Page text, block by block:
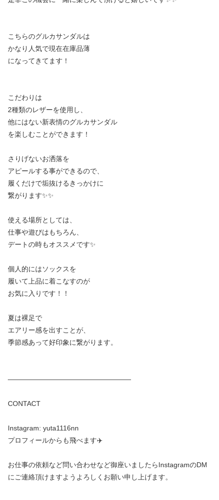
こちらのグルカサンダルは
かなり人気で現在在庫品薄
になってきてます！
こだわりは
2種類のレザーを使用し、
他にはない新表情のグルカサンダル
を楽しむことができます！
さりげないお洒落を
アピールする事ができるので、
履くだけで垢抜けるきっかけに
繋がります✨✨
使える場所としては、
仕事や遊びはもちろん、
デートの時もオススメです✨
個人的にはソックスを
履いて上品に着こなすのが
お気に入りです！！
夏は裸足で
エアリー感を出すことが、
季節感あって好印象に繋がります。
——————————————————
CONTACT
Instagram: yuta1116nn
プロフィールからも飛べます✈️
お仕事の依頼など問い合わせなど御座いましたらInstagramのDM
にご連絡頂けますようよろしくお願い申し上げます。